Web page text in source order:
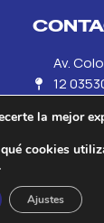
Av.
12
los
la mejor
cookies
Ajustes